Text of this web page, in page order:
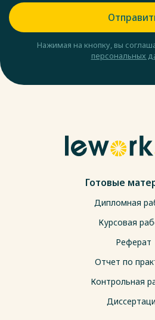
Нажимая на кнопку, вы
персональных
Готовые
Дипломная
Курсовая
Реферат
Отчет по
Контрольная